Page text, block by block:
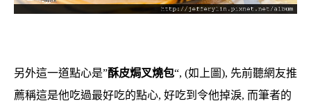
另外這一道點心是”酥皮焗叉燒包“, (如上圖), 先前聽網友推
薦稱這是他吃過最好吃的點心, 好吃到令他掉淚, 而筆者的